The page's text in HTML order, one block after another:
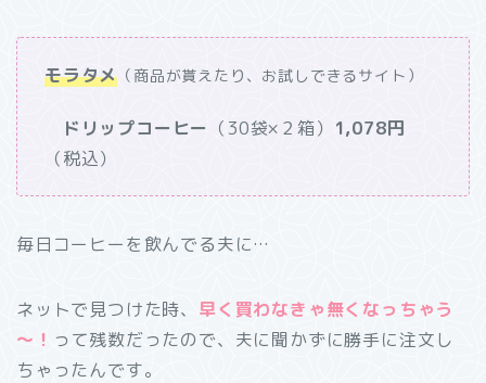
モラタメ （商品が貰えたり、お試しできるサイト）
ドリップコーヒー （30袋×２箱） 1,078円
（税込）
毎日コーヒーを飲んでる夫に…
ネットで見つけた時、 早く買わなきゃ無くなっちゃう
～！ って残数だったので、夫に聞かずに勝手に注文し
ちゃったんです。